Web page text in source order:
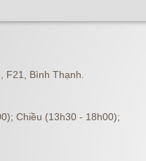
F21, Bình Thạnh.
Chiều (13h30 - 18h00);